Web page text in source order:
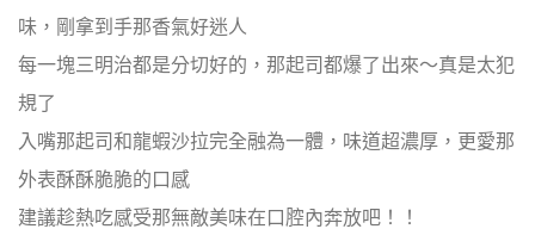
味，剛拿到手那香氣好迷人
每一塊三明治都是分切好的，那起司都爆了出來～真是太犯
規了
入嘴那起司和龍蝦沙拉完全融為一體，味道超濃厚，更愛那
外表酥酥脆脆的口感
建議趁熱吃感受那無敵美味在口腔內奔放吧！！